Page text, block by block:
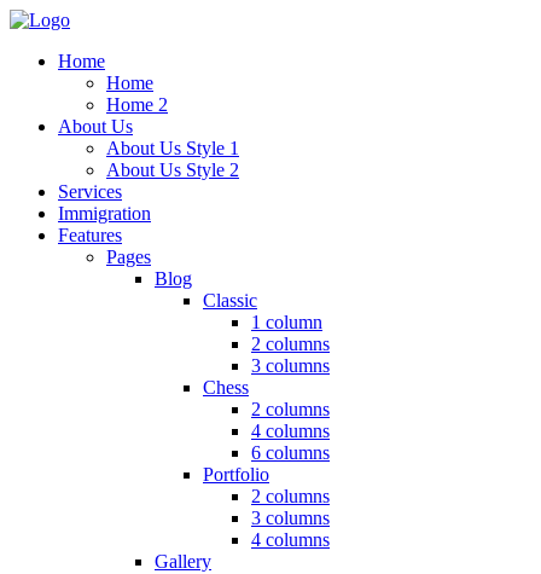
Home
Home
Home 2
About Us
About Us Style 1
About Us Style 2
Services
Immigration
Features
Pages
Blog
Classic
1 column
2 columns
3 columns
Chess
2 columns
4 columns
6 columns
Portfolio
2 columns
3 columns
4 columns
Gallery